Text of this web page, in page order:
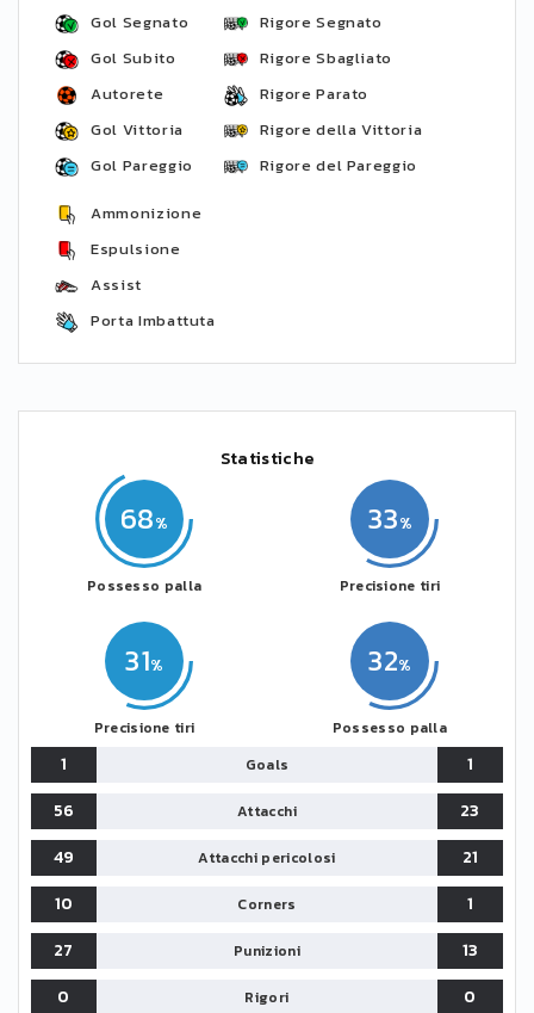
Gol Segnato
Gol Subito
Autorete
Gol Vittoria
Gol Pareggio
Rigore Segnato
Rigore Sbagliato
Rigore Parato
Rigore della Vittoria
Rigore del Pareggio
Ammonizione
Espulsione
Assist
Porta Imbattuta
Statistiche
68
Possesso palla
31
Precisione tiri
32
Possesso palla
33
Precisione tiri
1 Goals
1
56
Attacchi
23
49
Attacchi pericolosi
21
10
Corners
1
27
Punizioni
13
0
Rigori 0